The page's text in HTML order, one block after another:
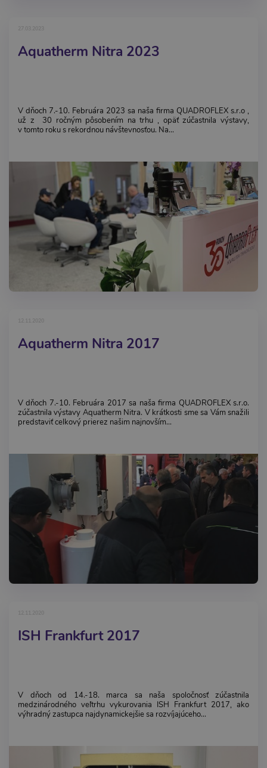
Aquatherm Nitra 2023
V dňoch 7.-10. Februára 2023 sa naša firma QUADROFLEX s.r.o ,
už z 30 ročným pôsobením na trhu , opäť zúčastnila výstavy,
v tomto roku s rekordnou návštevnosťou. Na...
Aquatherm Nitra 2017
V dňoch 7.-10. Februára 2017 sa naša firma QUADROFLEX s.r.o.
zúčastnila výstavy Aquatherm Nitra. V krátkosti sme sa Vám snažili
predstaviť celkový prierez našim najnovším...
ISH Frankfurt 2017
V dňoch od 14.-18. marca sa naša spoločnosť zúčastnila
medzinárodného veľtrhu vykurovania ISH Frankfurt 2017, ako
výhradný zastupca najdynamickejšie sa rozvíjajúceho...